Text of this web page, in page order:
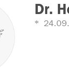
Dr.